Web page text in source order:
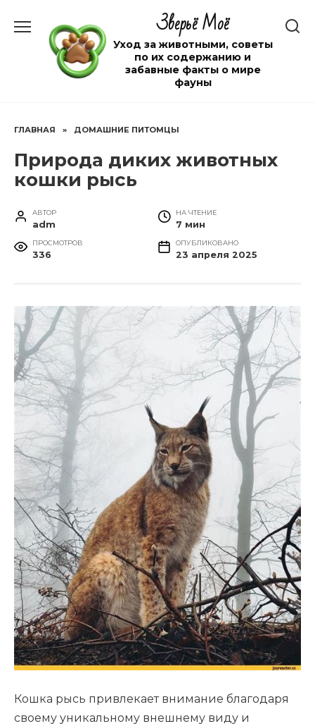
содержанию
Зверьё Моё
Уход за животными, советы
по их содержанию и
забавные факты о мире
фауны
ГЛАВНАЯ » ДОМАШНИЕ ПИТОМЦЫ
Природа диких животных
кошки рысь
АВТОР
adm
НА ЧТЕНИЕ
7 мин
ПРОСМОТРОВ
336
ОПУБЛИКОВАНО
23 апреля 2025
Кошка рысь привлекает внимание благодаря
своему уникальному внешнему виду и